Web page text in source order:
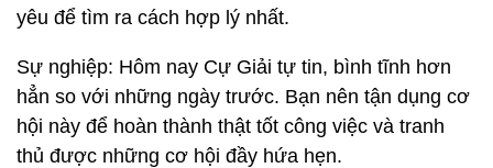
yêu để tìm ra cách hợp lý nhất.
Sự nghiệp: Hôm nay Cự Giải tự tin, bình tĩnh hơn
hẳn so với những ngày trước. Bạn nên tận dụng cơ
hội này để hoàn thành thật tốt công việc và tranh
thủ được những cơ hội đầy hứa hẹn.